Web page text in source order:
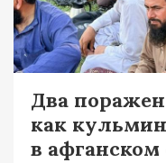
Два
как
в